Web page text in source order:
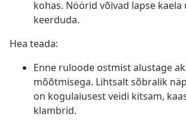
kohas. Nöörid võivad lapse kaela
keerduda.
Hea teada:
Enne ruloode ostmist alustage
mõõtmisega. Lihtsalt sõbralik
on kogulaiusest veidi kitsam,
klambrid.